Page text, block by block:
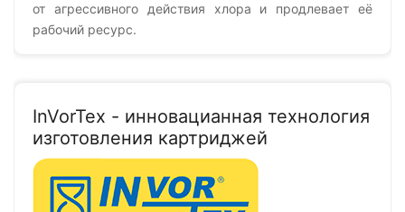
от агрессивного действия хлора и продлевает её
рабочий ресурс.
InVorTex - инновацианная технология
изготовления картриджей